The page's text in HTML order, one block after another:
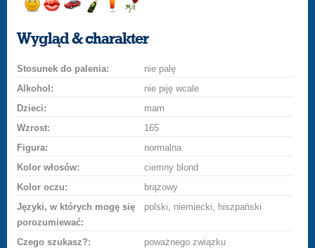
uśmiech
buziakasamochodem
szampana
drinka
różę
Wygląd & charakter
Stosunek do palenia:
nie palę
Alkohol:
nie piję wcale
Dzieci:
mam
Wzrost:
165
Figura:
normalna
Kolor włosów:
ciemny blond
Kolor oczu:
brązowy
Języki, w których mogę się
porozumiewać:
polski, niemiecki, hiszpański
Czego szukasz?:
poważnego związku